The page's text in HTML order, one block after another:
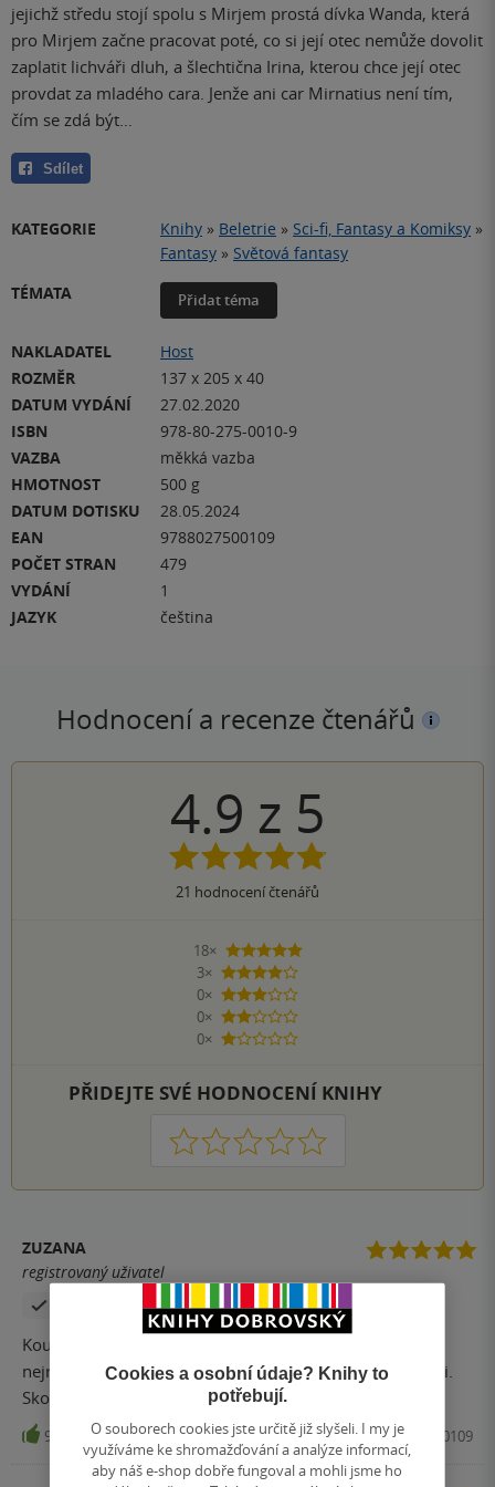
jejichž středu stojí spolu s Mirjem prostá dívka Wanda, která
pro Mirjem začne pracovat poté, co si její otec nemůže dovolit
zaplatit lichváři dluh, a šlechtična Irina, kterou chce její otec
provdat za mladého cara. Jenže ani car Mirnatius není tím,
čím se zdá být…
Sdílet
KATEGORIE Knihy » Beletrie » Sci-fi, Fantasy a Komiksy »
Fantasy » Světová fantasy
TÉMATA
Přidat téma
NAKLADATEL
Host
ROZMĚR
137 x 205 x 40
DATUM VYDÁNÍ
27.02.2020
ISBN
978-80-275-0010-9
VAZBA
měkká vazba
HMOTNOST
500 g
DATUM DOTISKU
28.05.2024
EAN
9788027500109
POČET STRAN
479
VYDÁNÍ
1
JAZYK
čeština
Hodnocení a recenze čtenářů
4.9 z 5
21 hodnocení čtenářů
18×
5 hvězdiček
3×
4 hvězdičky
0×
3 hvězdičky
0×
2 hvězdičky
0×
1 hvezdička
PŘIDEJTE SVÉ HODNOCENÍ KNIHY
1 2 3 4 5
ZUZANA
registrovaný uživatel
Zakoupil produkt
Kouzelny pribeh, ktery vas rychle vtahne do deje a
nejradeji byste se do Mirjemina sveta podivali spolu s ni.
Skoda jen, ze kniha nema pokracovani.
9 Kniha, Host, 2020, 9788027500109
Cookies a osobní údaje? Knihy to
potřebují.
O souborech cookies jste určitě již slyšeli. I my je
využíváme ke shromažďování a analýze informací,
aby náš e-shop dobře fungoval a mohli jsme ho